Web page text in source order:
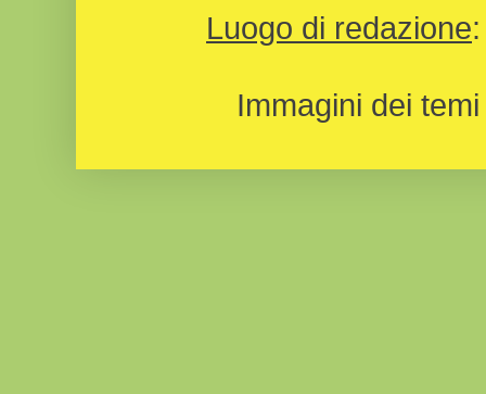
Luogo di redazione
Immagini dei